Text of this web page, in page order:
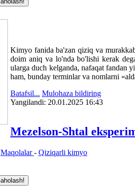
Kimyo fanida ba'zan qiziq va
doim aniq va lo'nda bo'lishi kerak
ularga duch kelganda, nafaqat fandan
ham, bunday terminlar va nomlarni
Batafsil... Mulohaza bildiring
Yangilаndi: 20.01.2025 16:43
Mezelson-Shtal
Maqolalar- Qiziqarli kimyo